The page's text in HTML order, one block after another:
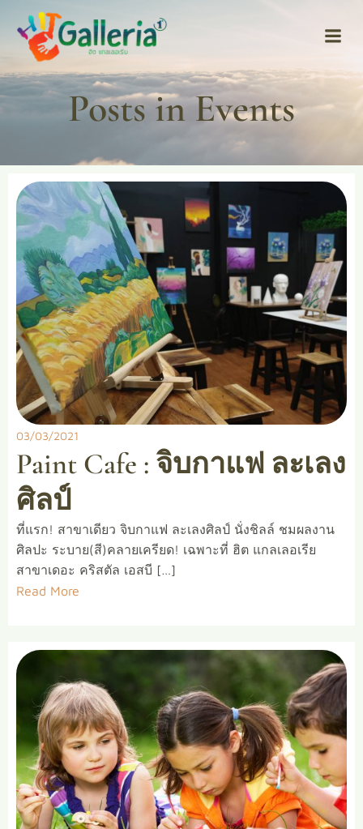
Posts in Events
03/03/2021
Paint Cafe : จิบกาแฟ ละเลง
ศิลป์
ที่แรก! สาขาเดียว จิบกาแฟ ละเลงศิลป์ นั่งชิลล์ ชมผลงาน
ศิลปะ ระบาย(สี)คลายเครียด! เฉพาะที่ ฮิต แกลเลอเรีย
สาขาเดอะ คริสตัล เอสบี […]
Read More